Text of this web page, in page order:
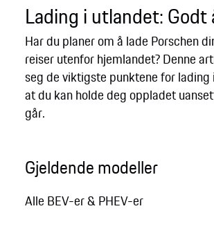
Lading i utlandet: Godt
Har du planer om å lade Porschen
reiser utenfor hjemlandet? Denne
seg de viktigste punktene for
at du kan holde deg oppladet
går.
Gjeldende modeller
Alle BEV-er & PHEV-er